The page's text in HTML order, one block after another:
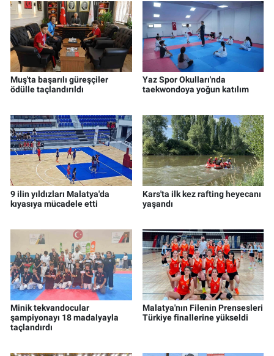
Muş'ta başarılı güreşçiler
ödülle taçlandırıldı
Yaz Spor Okulları'nda
taekwondoya yoğun katılım
9 ilin yıldızları Malatya'da
kıyasıya mücadele etti
Kars'ta ilk kez rafting heyecanı
yaşandı
Minik tekvandocular
şampiyonayı 18 madalyayla
taçlandırdı
Malatya'nın Filenin Prensesleri
Türkiye finallerine yükseldi